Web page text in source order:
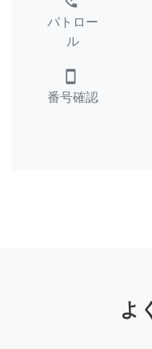
パトロー
ル
smartphone
番号確認
よ